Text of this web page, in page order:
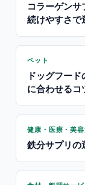
コラーゲン
続けやすさで
ペット
ドッグフー
に合わせるコ
健康・医療・美容
鉄分サプリ